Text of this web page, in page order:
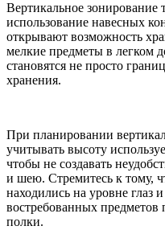
Вертикальное зонирование
использование навесных
открывают возможность
мелкие предметы в легком
становятся не просто
хранения.
При планировании
учитывать высоту
чтобы не создавать
и шею. Стремитесь к тому,
находились на уровне глаз
востребованных предметов
полки.